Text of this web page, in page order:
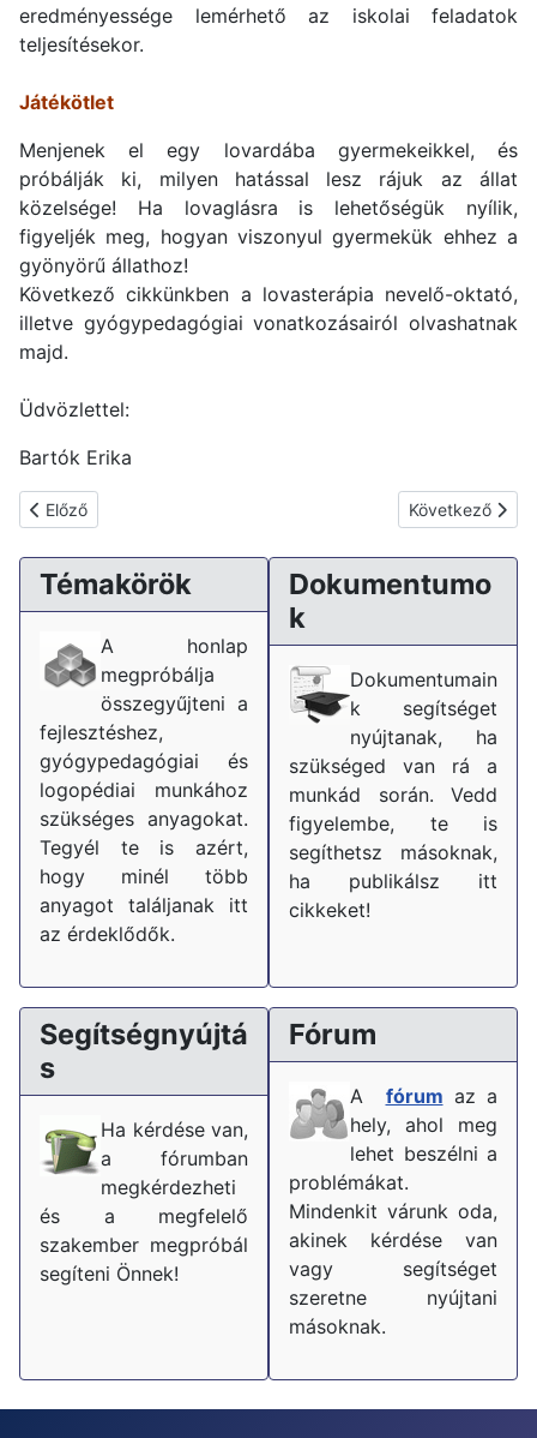
eredményessége lemérhető az iskolai feladatok
teljesítésekor.
Játékötlet
Menjenek el egy lovardába gyermekeikkel, és
próbálják ki, milyen hatással lesz rájuk az állat
közelsége! Ha lovaglásra is lehetőségük nyílik,
figyeljék meg, hogyan viszonyul gyermekük ehhez a
gyönyörű állathoz!
Következő cikkünkben a lovasterápia nevelő-oktató,
illetve gyógypedagógiai vonatkozásairól olvashatnak
majd.
Üdvözlettel:
Bartók Erika
Előző cikk: A beszédészlelés zavarai
Előző Következő
Következő
Témakörök
A honlap
megpróbálja
összegyűjteni a
fejlesztéshez,
gyógypedagógiai és
logopédiai munkához
szükséges anyagokat.
Tegyél te is azért,
hogy minél több
anyagot találjanak itt
az érdeklődők.
Dokumentumo
k
Dokumentumain
k segítséget
nyújtanak, ha
szükséged van rá a
munkád során. Vedd
figyelembe, te is
segíthetsz másoknak,
ha publikálsz itt
cikkeket!
Segítségnyújtá
s
Ha kérdése van,
a fórumban
megkérdezheti
és a megfelelő
szakember megpróbál
segíteni Önnek!
Fórum
A fórum az a
hely, ahol meg
lehet beszélni a
problémákat.
Mindenkit várunk oda,
akinek kérdése van
vagy segítséget
szeretne nyújtani
másoknak.